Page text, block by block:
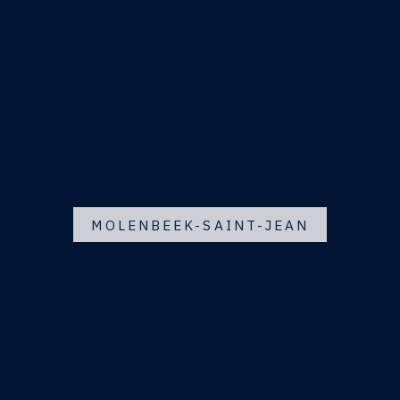
MOLENBEEK-SAINT-JEAN